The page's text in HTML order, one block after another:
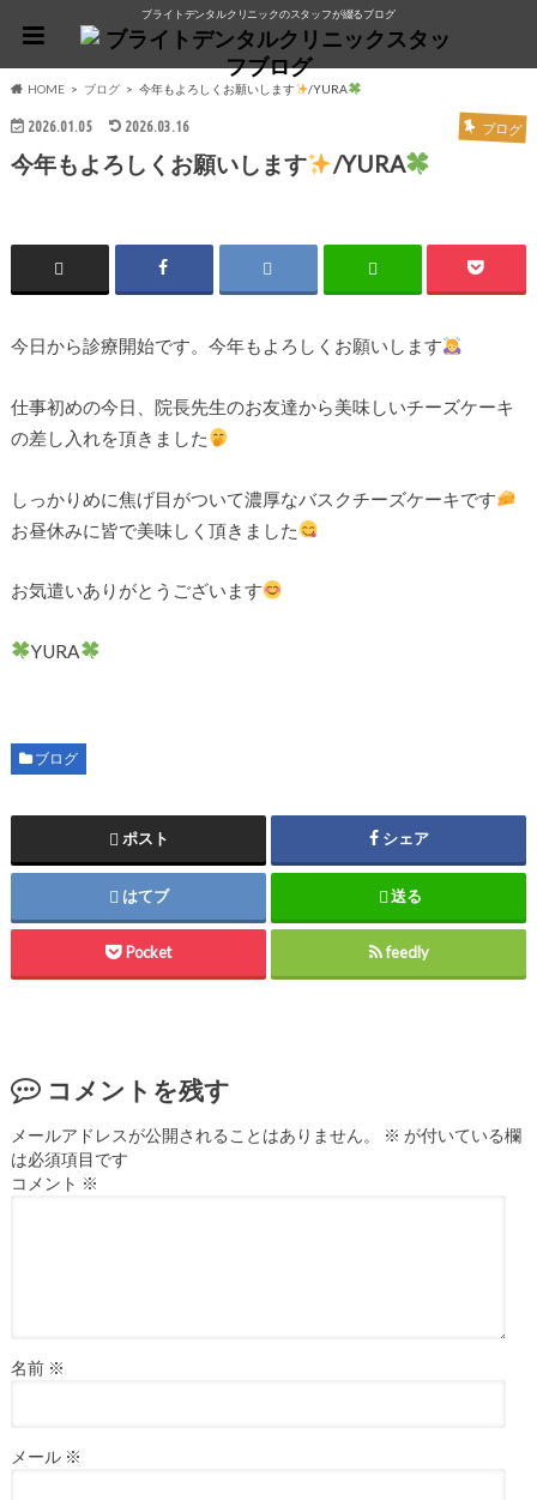
ブライトデンタルクリニックのスタッフが綴るブログ
HOME ブログ 今年もよろしくお願いします /YURA
2026.01.05 2026.03.16 ブログ
今年もよろしくお願いします /YURA
今日から診療開始です。今年もよろしくお願いします
仕事初めの今日、院長先生のお友達から美味しいチーズケーキ
の差し入れを頂きました
しっかりめに焦げ目がついて濃厚なバスクチーズケーキです
お昼休みに皆で美味しく頂きました
お気遣いありがとうございます
YURA
ブログ
ポスト シェア
はてブ 送る
Pocket feedly
コメントを残す
メールアドレスが公開されることはありません。 ※ が付いている欄
は必須項目です
コメント ※
名前 ※
メール ※